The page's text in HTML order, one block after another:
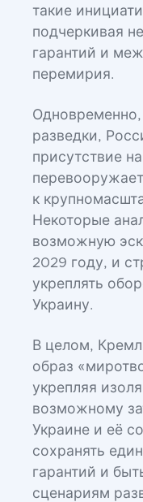
такие
подчеркивая
гарантий и
перемирия.
разведки,
присутствие
к
Некоторые
возможную
2029 году, и
укреплять
Украину.
В целом,
образ
укрепляя
возможному
Украине и её
сохранять
гарантий и
сценариям